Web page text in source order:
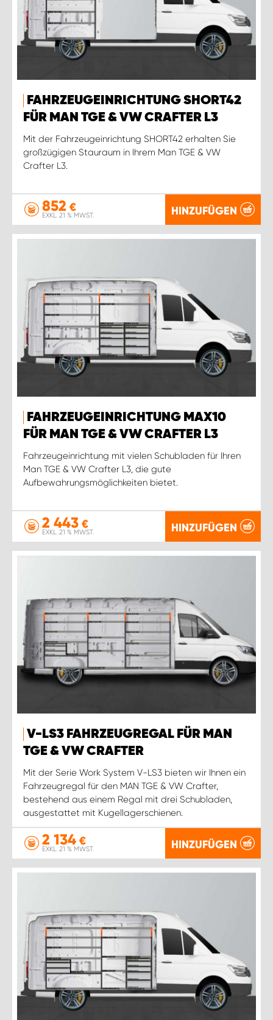
FAHRZEUGEINRICHTUNG SHORT42
FÜR MAN TGE & VW CRAFTER L3
Mit der Fahrzeugeinrichtung SHORT42 erhalten Sie
großzügigen Stauraum in Ihrem Man TGE & VW
Crafter L3.
852 €
EXKL. 21 % MWST. HINZUFÜGEN
FAHRZEUGEINRICHTUNG MAX10
FÜR MAN TGE & VW CRAFTER L3
Fahrzeugeinrichtung mit vielen Schubladen für Ihren
Man TGE & VW Crafter L3, die gute
Aufbewahrungsmöglichkeiten bietet.
2 443 €
EXKL. 21 % MWST. HINZUFÜGEN
V-LS3 FAHRZEUGREGAL FÜR MAN
TGE & VW CRAFTER
Mit der Serie Work System V-LS3 bieten wir Ihnen ein
Fahrzeugregal für den MAN TGE & VW Crafter,
bestehend aus einem Regal mit drei Schubladen,
ausgestattet mit Kugellagerschienen.
2 134 €
EXKL. 21 % MWST. HINZUFÜGEN